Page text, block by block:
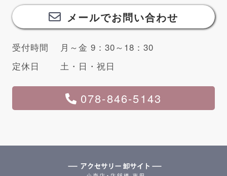
メールでお問い合わせ
受付時間
月～金 9：30～18：30
定休日
土・日・祝日
078-846-5143